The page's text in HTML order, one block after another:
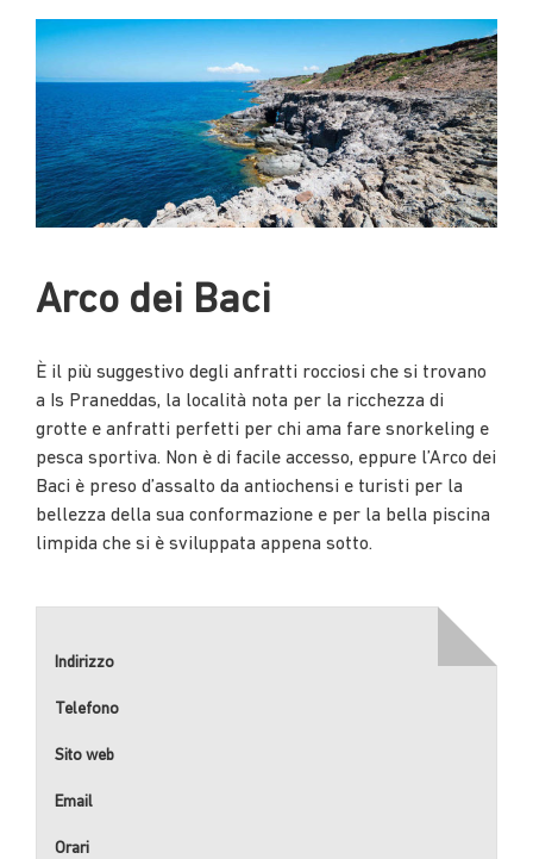
Arco dei Baci
È il più suggestivo degli anfratti rocciosi che si trovano
a Is Praneddas, la località nota per la ricchezza di
grotte e anfratti perfetti per chi ama fare snorkeling e
pesca sportiva. Non è di facile accesso, eppure l’Arco dei
Baci è preso d’assalto da antiochensi e turisti per la
bellezza della sua conformazione e per la bella piscina
limpida che si è sviluppata appena sotto.
Indirizzo
Telefono
Sito web
Email
Orari